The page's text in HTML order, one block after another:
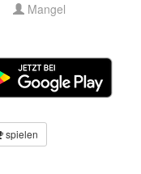
Mangel
spielen